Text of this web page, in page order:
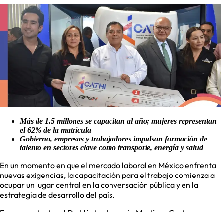
Más de 1.5 millones se capacitan al año; mujeres representan
el 62% de la matrícula
Gobierno, empresas y trabajadores impulsan formación de
talento en sectores clave como transporte, energía y salud
En un momento en que el mercado laboral en México enfrenta
nuevas exigencias, la capacitación para el trabajo comienza a
ocupar un lugar central en la conversación pública y en la
estrategia de desarrollo del país.